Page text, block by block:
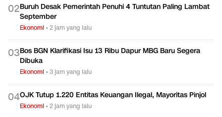
02Buruh Desak Pemerintah Penuhi 4 Tuntutan Paling Lambat
September
Ekonomi •2 jam yang lalu
03Bos BGN Klarifikasi Isu 13 Ribu Dapur MBG Baru Segera
Dibuka
Ekonomi •3 jam yang lalu
04OJK Tutup 1.220 Entitas Keuangan Ilegal, Mayoritas Pinjol
Ekonomi •2 jam yang lalu